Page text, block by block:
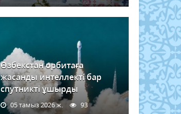
Өзбекстан орбитаға
жасанды интеллекті бар
спутникті ұшырды
05 тамыз 2026 ж. 93